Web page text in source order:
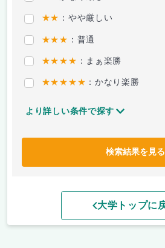
★★ ：やや厳しい
★★★ ：普通
★★★★ ：まぁ楽勝
★★★★★ ：かなり楽勝
より詳しい条件で探す
検索結果を見る
大学トップに